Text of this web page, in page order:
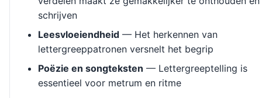
schrijven
Leesvloeiendheid — Het herkennen van
lettergreeppatronen versnelt het begrip
Poëzie en songteksten — Lettergreeptelling is
essentieel voor metrum en ritme